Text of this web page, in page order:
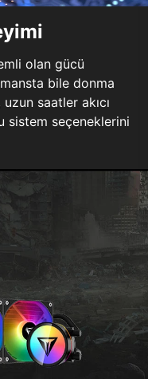
olan gücü
bile donma
saatler akıcı
sistem seçeneklerini